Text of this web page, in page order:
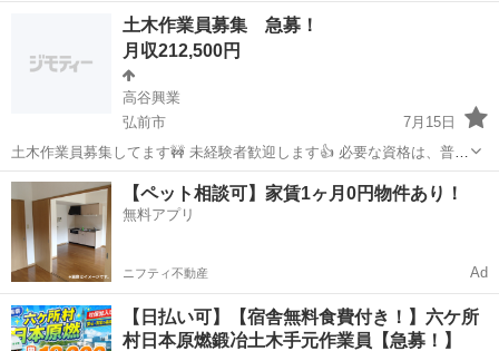
発内での作業となります 足場の組立解体、機器据付、交換、メンテ作
業の手元をして頂きます！ 資格試験費用はもちろん会社持ちです！ 宿
が無い、すぐ働きたいけど交通費...
鳶職 足場
土木作業員募集 急募！
月収212,500円
高谷興業
弘前市
7月15日
土木作業員募集してます🚧 未経験者歓迎します👍 必要な資格は、普通
自動車免許と通勤用の車 あとは、やる気があれば大丈夫👌 気になるお
給料は、 25日出勤の場合212500円 ⚠️注意⚠️ 最近、冷やかしや誹謗中
傷の為の...
青森 弘前市 土木作業員
【ペット相談可】家賃1ヶ月0円物件あり！
無料アプリ
ニフティ不動産 Ad
【日払い可】【宿舎無料食費付き！】六ケ所
村日本原燃鍛冶土木手元作業員【急募！】